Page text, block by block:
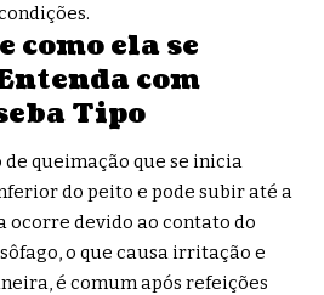
como ela se
com
Tipo
de queimação que se inicia
do peito e pode subir até a
ocorre devido ao contato do
o que causa irritação e
é comum após refeições